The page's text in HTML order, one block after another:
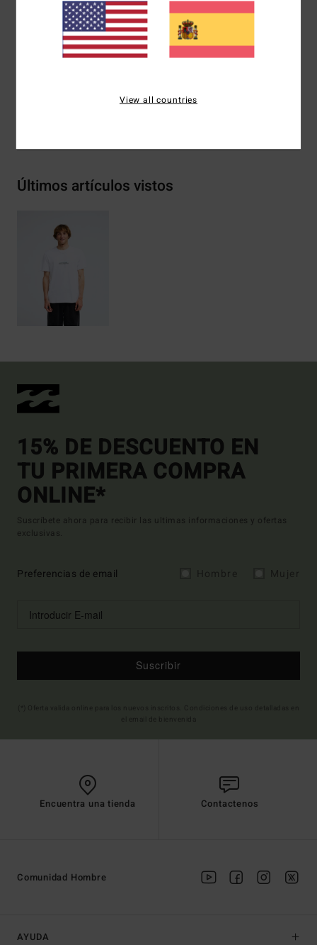
Serigrafía en el pecho y la espalda
Etiqueta Billabong
Composición[Tejido principal] 70% algodón, 30%
Últimos artículos vistos
15% DE DESCUENTO EN
TU PRIMERA COMPRA
ONLINE*
Suscríbete ahora para recibir las ultimas informaciones y ofertas
exclusivas.
Preferencias de email
Suscribir
Encuentra una tienda Contactenos
AYUDA
Comunidad Hombre
View all countries